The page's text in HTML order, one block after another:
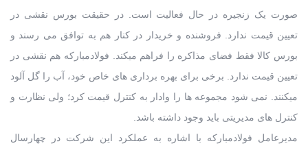
صورت یک زنجیره در حال فعالیت است. در حقیقت بورس نقشی در
تعیین قیمت ندارد. فروشنده و خریدار در کنار هم به توافق می رسند و
بورس کالا فقط فضای مذاکره را فراهم میکند. فولادمبارکه هم نقشی در
تعیین قیمت ندارد. برخی برای بهره برداری های خاص خود، آب را گل آلود
میکنند. نمی شود مجموعه ها را وادار به کنترل قیمت کرد؛ ولی نظارت و
کنترل های مدیریتی باید وجود داشته باشد.
مدیرعامل فولادمبارکه با اشاره به عملکرد این شرکت در چهارسال